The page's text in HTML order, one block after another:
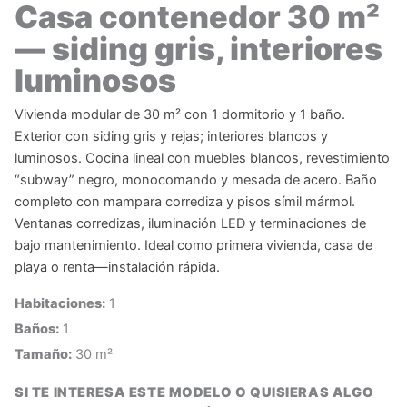
Casa contenedor 30 m²
— siding gris, interiores
luminosos
Vivienda modular de 30 m² con 1 dormitorio y 1 baño.
Exterior con siding gris y rejas; interiores blancos y
luminosos. Cocina lineal con muebles blancos, revestimiento
“subway” negro, monocomando y mesada de acero. Baño
completo con mampara corrediza y pisos símil mármol.
Ventanas corredizas, iluminación LED y terminaciones de
bajo mantenimiento. Ideal como primera vivienda, casa de
playa o renta—instalación rápida.
Habitaciones: 1
Baños: 1
Tamaño: 30 m²
SI TE INTERESA ESTE MODELO O QUISIERAS ALGO